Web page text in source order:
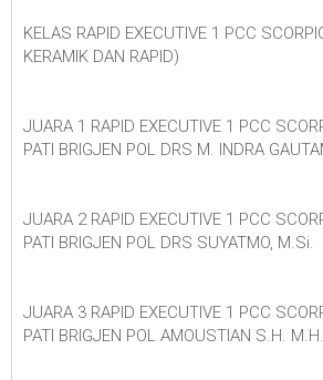
KELAS RAPID EXECUTIVE 1 PCC
KERAMIK DAN RAPID)
JUARA 1 RAPID EXECUTIVE 1 PCC
PATI BRIGJEN POL DRS M. INDRA
JUARA 2 RAPID EXECUTIVE 1 PCC
PATI BRIGJEN POL DRS SUYATMO, M.Si.
JUARA 3 RAPID EXECUTIVE 1 PCC
PATI BRIGJEN POL AMOUSTIAN S.H. M.H.